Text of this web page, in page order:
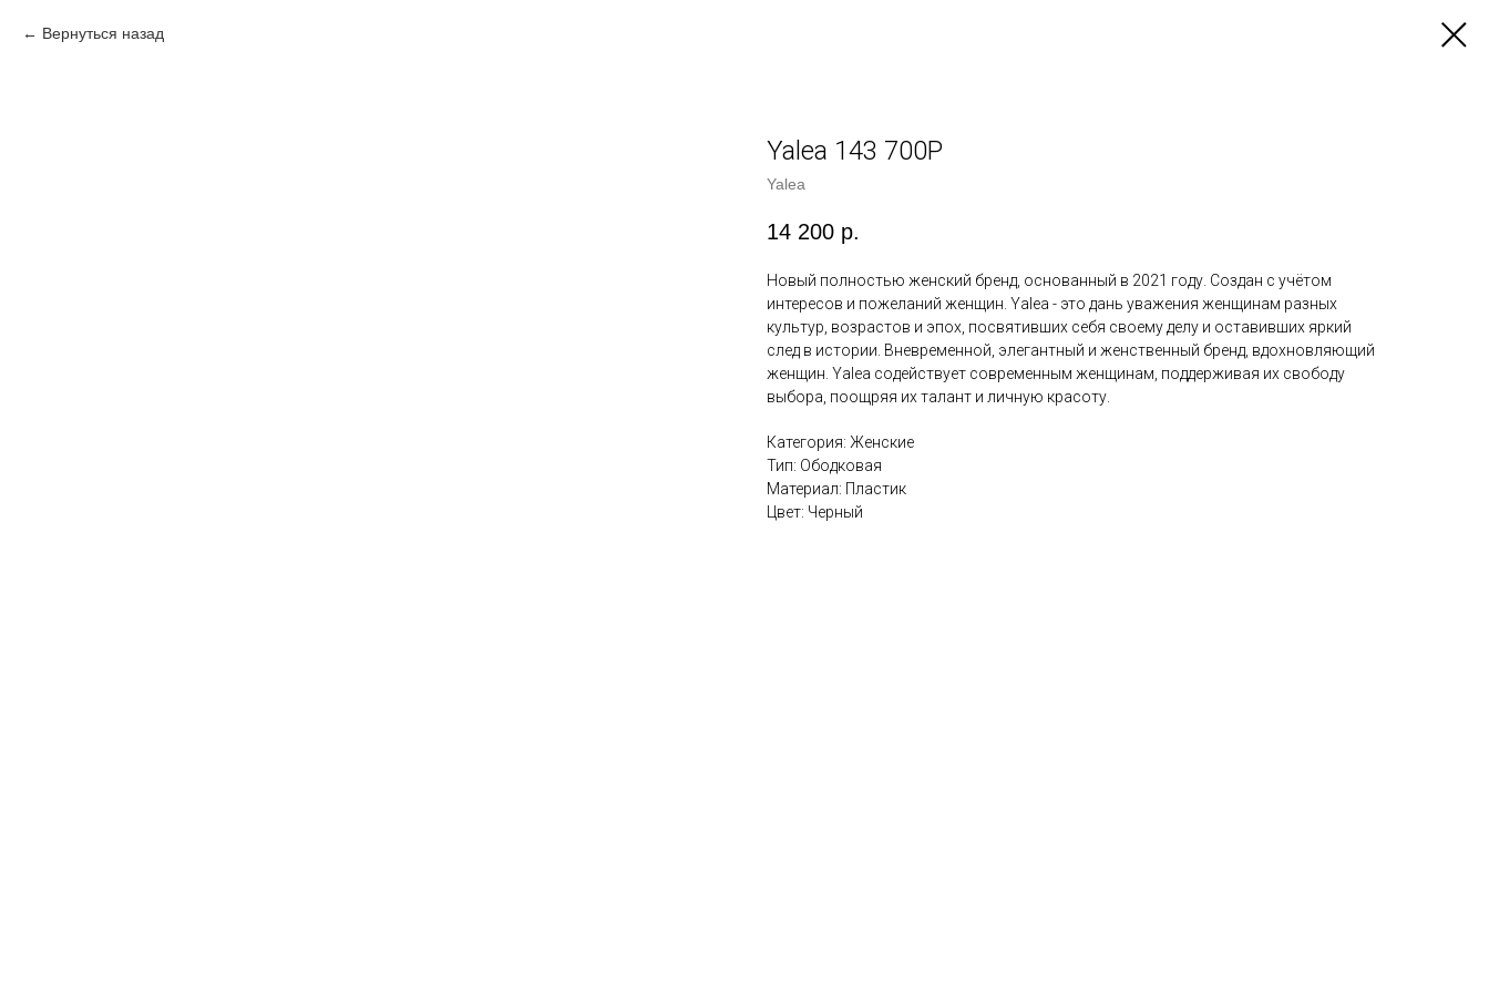
Вернуться назад
Yalea 143 700P
Yalea
14 200 р.
Новый полностью женский бренд, основанный в 2021 году. Создан с учётом
интересов и пожеланий женщин. Yalea - это дань уважения женщинам разных
культур, возрастов и эпох, посвятивших себя своему делу и оставивших яркий
след в истории. Вневременной, элегантный и женственный бренд, вдохновляющий
женщин. Yalea содействует современным женщинам, поддерживая их свободу
выбора, поощряя их талант и личную красоту.
Категория: Женские
Тип: Ободковая
Материал: Пластик
Цвет: Черный